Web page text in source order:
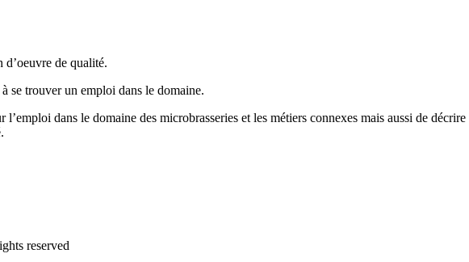
d’oeuvre de qualité.
se trouver un emploi dans le domaine.
l’emploi dans le domaine des microbrasseries et les métiers connexes mais aussi de décrire
reserved